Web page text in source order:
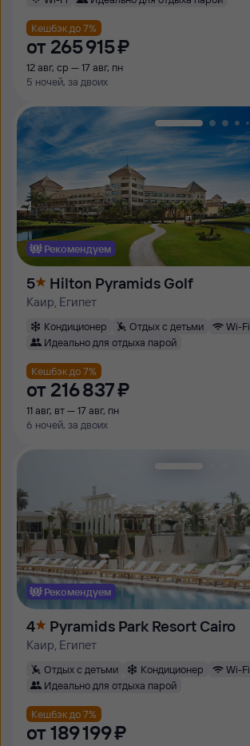
Кешбэк до 7%
от 265 ⁠915 ⁠₽
12 авг, ср — 17 авг, пн
5 ночей, за двоих
Рекомендуем
5 Hilton Pyramids Golf
Каир, Египет
Кондиционер Отдых с детьми
Wi-Fi
Идеально для отдыха парой
Кешбэк до 7%
от 216 ⁠837 ⁠₽
11 авг, вт — 17 авг, пн
6 ночей, за двоих
Рекомендуем
4 Pyramids Park Resort Cairo
Каир, Египет
Отдых с детьми Кондиционер
Wi-Fi
Идеально для отдыха парой
Кешбэк до 7%
от 189 ⁠199 ⁠₽